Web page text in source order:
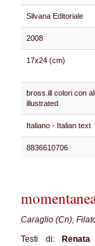
Silvana Editoriale
2008
17x24 (cm)
bross.ill colori con
illustrated
Italiano - Italian text
8836610706
Caraglio (Cn),
Testi di: